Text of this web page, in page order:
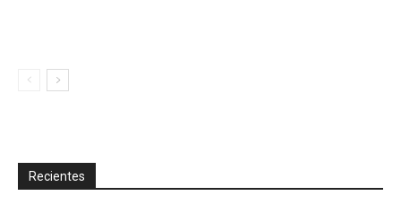
Recientes